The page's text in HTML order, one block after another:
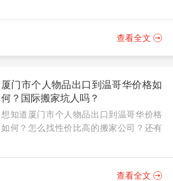
查看全文
厦门市个人物品出口到温哥华价格如
何？国际搬家坑人吗？
想知道厦门市个人物品出口到温哥华价格
如何？怎么找性价比高的搬家公司？还有
查看全文